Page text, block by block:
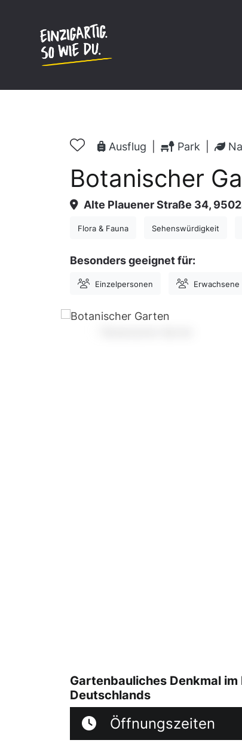
Ausflug Park
Botanischer
Alte Plauener Straße 34,
Flora & Fauna Sehenswürdigkeit
Besonders geeignet für:
Einzelpersonen Erwachsene
Gartenbauliches Denkmal
Deutschlands
Öffnungszeiten